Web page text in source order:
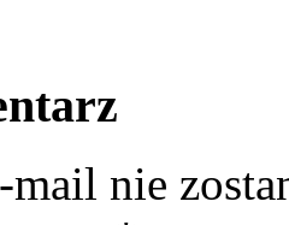
mail nie